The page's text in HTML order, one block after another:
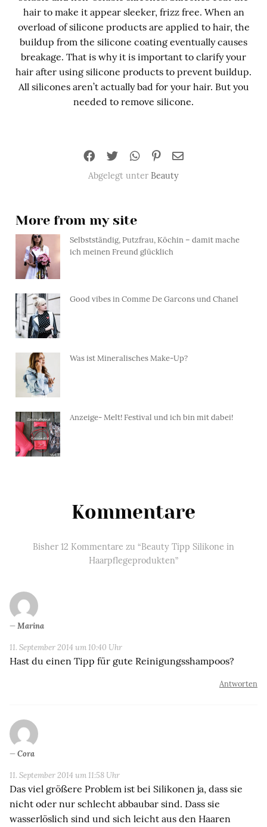
hair to make it appear sleeker, frizz free. When an
overload of silicone products are applied to hair, the
buildup from the silicone coating eventually causes
breakage. That is why it is important to clarify your
hair after using silicone products to prevent buildup.
All silicones aren’t actually bad for your hair. But you
needed to remove silicone.
Abgelegt unter Beauty
More from my site
Selbstständig, Putzfrau, Köchin – damit mache
ich meinen Freund glücklich
Good vibes in Comme De Garcons und Chanel
Was ist Mineralisches Make-Up?
Anzeige- Melt! Festival und ich bin mit dabei!
Kommentare
Bisher 12 Kommentare zu “Beauty Tipp Silikone in
Haarpflegeprodukten”
Marina
11. September 2014 um 10:40 Uhr
Hast du einen Tipp für gute Reinigungsshampoos?
Antworten
Cora
11. September 2014 um 11:58 Uhr
Das viel größere Problem ist bei Silikonen ja, dass sie
nicht oder nur schlecht abbaubar sind. Dass sie
wasserlöslich sind und sich leicht aus den Haaren